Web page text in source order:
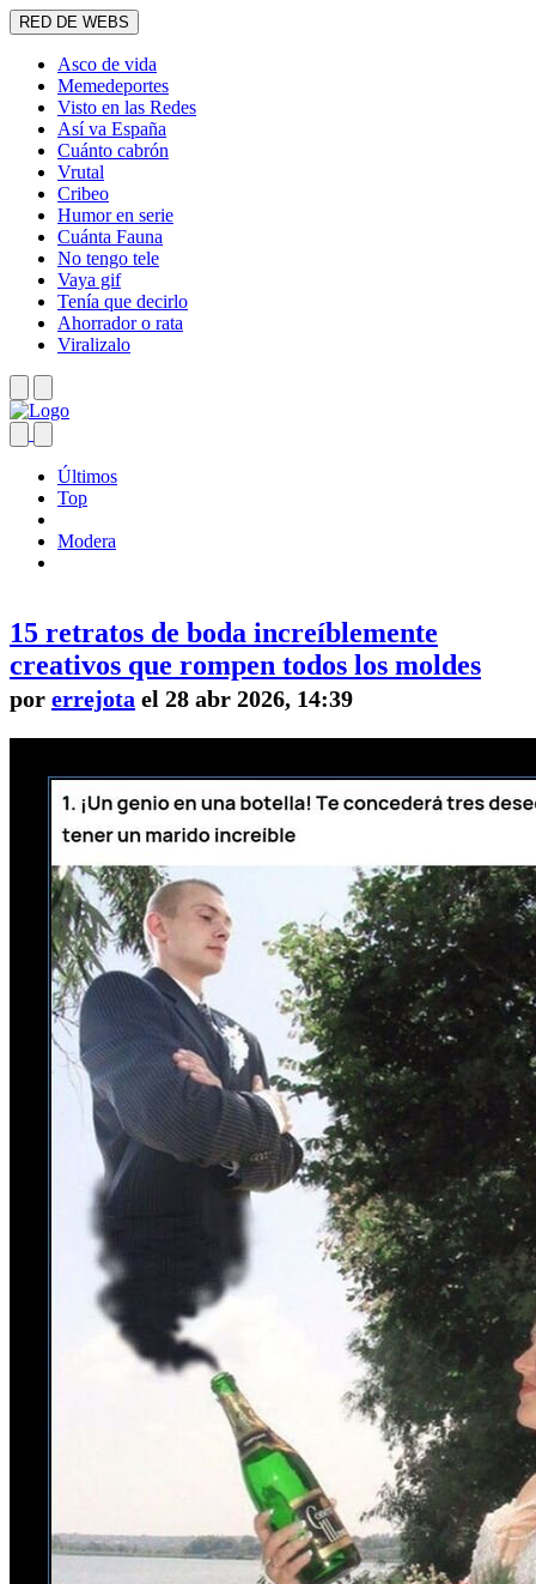
RED DE WEBS
Asco de vida
Memedeportes
Visto en las Redes
Así va España
Cuánto cabrón
Vrutal
Cribeo
Humor en serie
Cuánta Fauna
No tengo tele
Vaya gif
Tenía que decirlo
Ahorrador o rata
Viralizalo
Últimos
Top
Modera
15 retratos de boda increíblemente
creativos que rompen todos los moldes
por errejota el 28 abr 2026, 14:39